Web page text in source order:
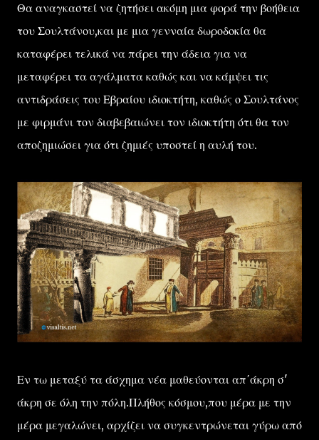
Θα αναγκαστεί να ζητήσει ακόμη μια φορά την βοήθεια
του Σουλτάνου,και με μια γενναία δωροδοκία θα
καταφέρει τελικά να πάρει την άδεια για να
μεταφέρει τα αγάλματα καθώς και να κάμψει τις
αντιδράσεις του Εβραίου ιδιοκτήτη, καθώς ο Σουλτάνος
με φιρμάνι τον διαβεβαιώνει τον ιδιοκτήτη ότι θα τον
αποζημιώσει για ότι ζημιές υποστεί η αυλή του.
Εν τω μεταξύ τα άσχημα νέα μαθεύονται απ΄άκρη σ'
άκρη σε όλη την πόλη.Πλήθος κόσμου,που μέρα με την
μέρα μεγαλώνει, αρχίζει να συγκεντρώνεται γύρω από